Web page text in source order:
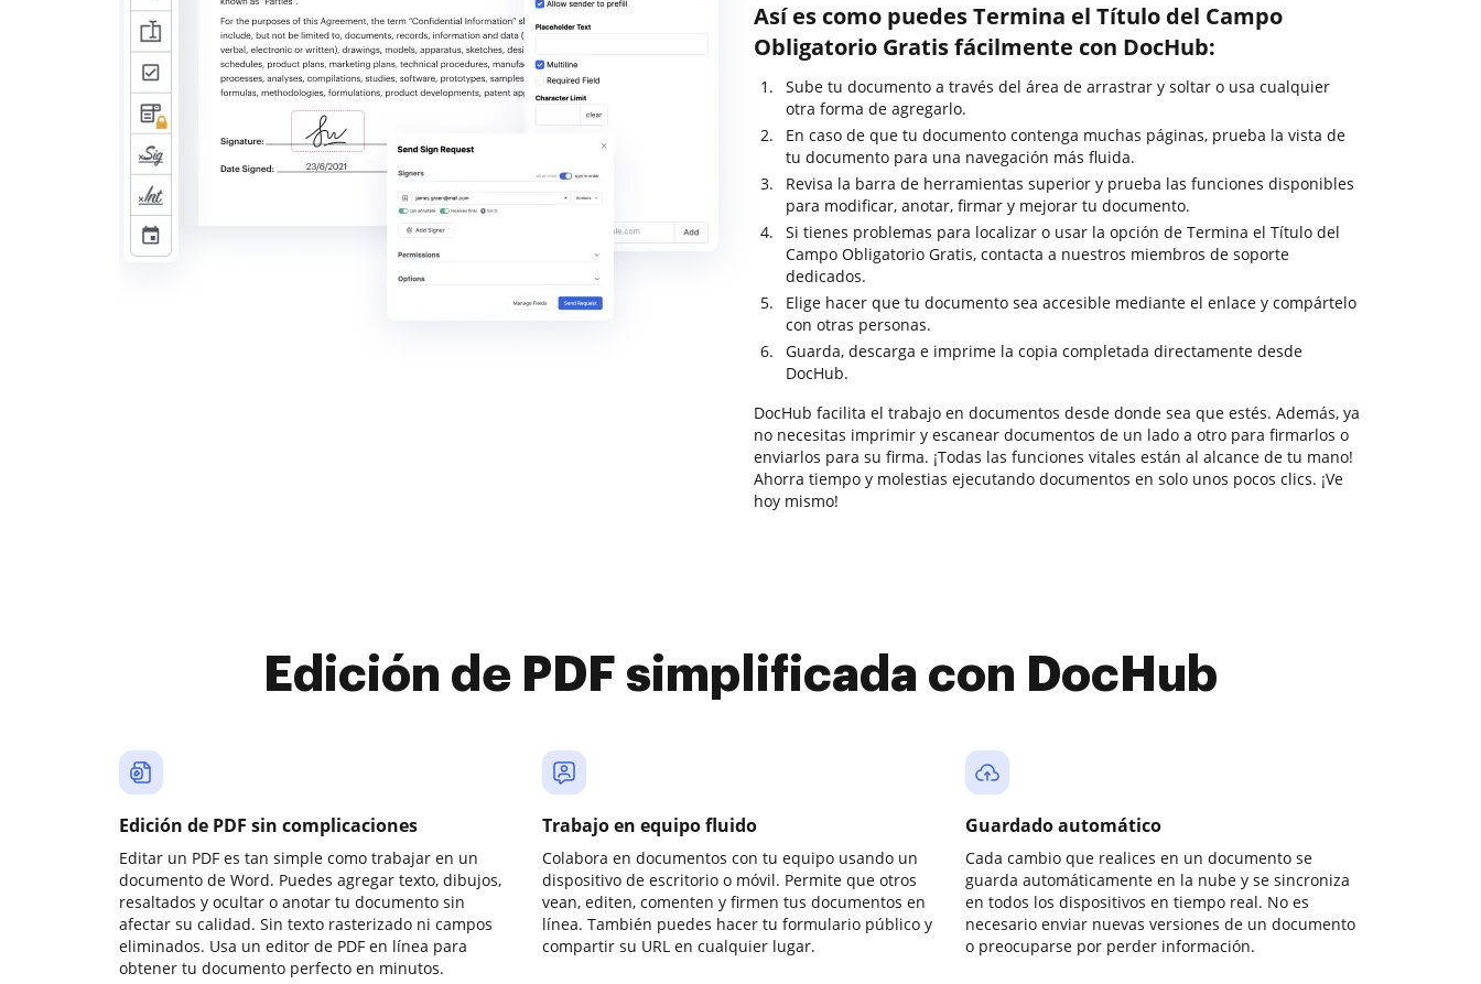
Así es como puedes Termina el Título del Campo
Obligatorio Gratis fácilmente con DocHub:
Sube tu documento a través del área de arrastrar y soltar o usa cualquier
otra forma de agregarlo.
En caso de que tu documento contenga muchas páginas, prueba la vista de
tu documento para una navegación más fluida.
Revisa la barra de herramientas superior y prueba las funciones disponibles
para modificar, anotar, firmar y mejorar tu documento.
Si tienes problemas para localizar o usar la opción de Termina el Título del
Campo Obligatorio Gratis, contacta a nuestros miembros de soporte
dedicados.
Elige hacer que tu documento sea accesible mediante el enlace y compártelo
con otras personas.
Guarda, descarga e imprime la copia completada directamente desde
DocHub.
DocHub facilita el trabajo en documentos desde donde sea que estés. Además, ya
no necesitas imprimir y escanear documentos de un lado a otro para firmarlos o
enviarlos para su firma. ¡Todas las funciones vitales están al alcance de tu mano!
Ahorra tiempo y molestias ejecutando documentos en solo unos pocos clics. ¡Ve
hoy mismo!
Edición de PDF simplificada con DocHub
Edición de PDF sin complicaciones
Editar un PDF es tan simple como trabajar en un
documento de Word. Puedes agregar texto, dibujos,
resaltados y ocultar o anotar tu documento sin
afectar su calidad. Sin texto rasterizado ni campos
eliminados. Usa un editor de PDF en línea para
obtener tu documento perfecto en minutos.
Trabajo en equipo fluido
Colabora en documentos con tu equipo usando un
dispositivo de escritorio o móvil. Permite que otros
vean, editen, comenten y firmen tus documentos en
línea. También puedes hacer tu formulario público y
compartir su URL en cualquier lugar.
Guardado automático
Cada cambio que realices en un documento se
guarda automáticamente en la nube y se sincroniza
en todos los dispositivos en tiempo real. No es
necesario enviar nuevas versiones de un documento
o preocuparse por perder información.